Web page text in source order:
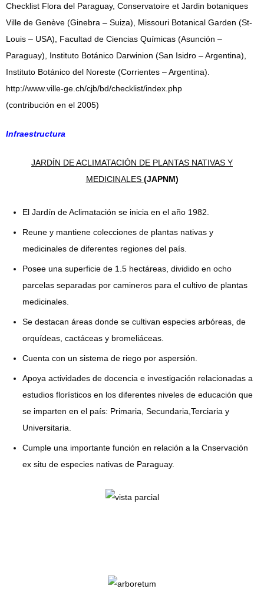
Checklist Flora del Paraguay, Conservatoire et Jardin botaniques
Ville de Genève (Ginebra – Suiza), Missouri Botanical Garden (St-
Louis – USA), Facultad de Ciencias Químicas (Asunción –
Paraguay), Instituto Botánico Darwinion (San Isidro – Argentina),
Instituto Botánico del Noreste (Corrientes – Argentina).
http://www.ville-ge.ch/cjb/bd/checklist/index.php
(contribución en el 2005)
Infraestructura
JARDÍN DE ACLIMATACIÓN DE PLANTAS NATIVAS Y
MEDICINALES (JAPNM)
El Jardín de Aclimatación se inicia en el año 1982.
Reune y mantiene colecciones de plantas nativas y
medicinales de diferentes regiones del país.
Posee una superficie de 1.5 hectáreas, dividido en ocho
parcelas separadas por camineros para el cultivo de plantas
medicinales.
Se destacan áreas donde se cultivan especies arbóreas, de
orquídeas, cactáceas y bromeliáceas.
Cuenta con un sistema de riego por aspersión.
Apoya actividades de docencia e investigación relacionadas a
estudios florísticos en los diferentes niveles de educación que
se imparten en el país: Primaria, Secundaria,Terciaria y
Universitaria.
Cumple una importante función en relación a la Cnservación
ex situ de especies nativas de Paraguay.